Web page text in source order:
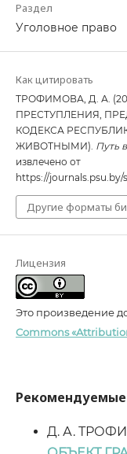
Раздел
Уголовное право
Как цитировать
ТРОФИМОВА, Д. А.
ПРЕСТУПЛЕНИЯ,
КОДЕКСА
ЖИВОТНЫМИ). Путь
извлечено от
https://journals.psu.by/
Другие форматы
Лицензия
Это произведение
Commons
Рекомендуемые
Д. А.